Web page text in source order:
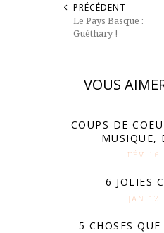
PRÉCÉDENT
Le Pays Basque :
Guéthary !
VOUS
COUPS DE
MUSIQUE,
FÉV
6 JOLIES
JAN
5 CHOSES